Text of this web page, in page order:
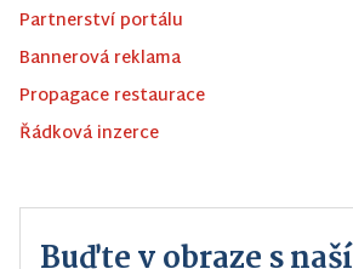
Partnerství portálu
Bannerová reklama
Propagace restaurace
Řádková inzerce
Buďte v obraze s